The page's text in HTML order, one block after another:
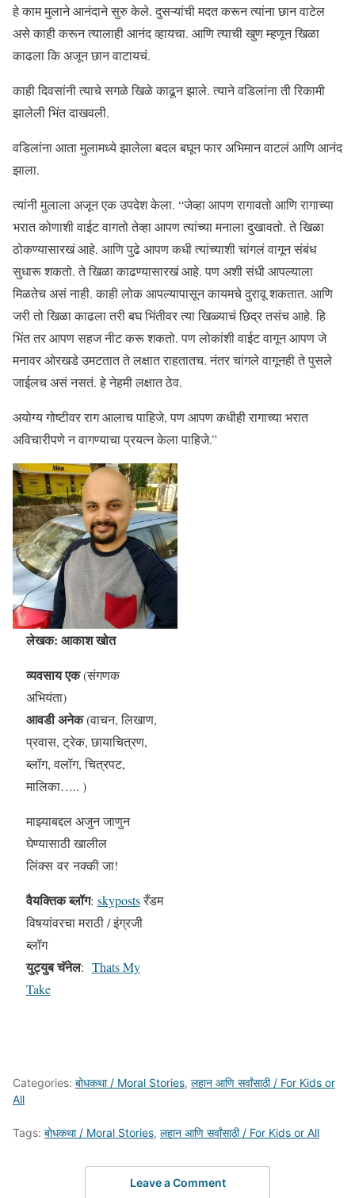
हे काम मुलाने आनंदाने सुरु केले. दुसऱ्यांची मदत करून त्यांना छान वाटेल
असे काही करून त्यालाही आनंद व्हायचा. आणि त्याची खुण म्हणून खिळा
काढला कि अजून छान वाटायचं.
काही दिवसांनी त्याचे सगळे खिळे काढून झाले. त्याने वडिलांना ती रिकामी
झालेली भिंत दाखवली.
वडिलांना आता मुलामध्ये झालेला बदल बघून फार अभिमान वाटलं आणि आनंद
झाला.
त्यांनी मुलाला अजून एक उपदेश केला. “जेव्हा आपण रागावतो आणि रागाच्या
भरात कोणाशी वाईट वागतो तेव्हा आपण त्यांच्या मनाला दुखावतो. ते खिळा
ठोकण्यासारखं आहे. आणि पुढे आपण कधी त्यांच्याशी चांगलं वागून संबंध
सुधारू शकतो. ते खिळा काढण्यासारखं आहे. पण अशी संधी आपल्याला
मिळतेच असं नाही. काही लोक आपल्यापासून कायमचे दुरावू शकतात. आणि
जरी तो खिळा काढला तरी बघ भिंतीवर त्या खिळ्याचं छिद्र तसंच आहे. हि
भिंत तर आपण सहज नीट करू शकतो. पण लोकांशी वाईट वागून आपण जे
मनावर ओरखडे उमटतात ते लक्षात राहतातच. नंतर चांगले वागूनही ते पुसले
जाईलच असं नसतं. हे नेहमी लक्षात ठेव.
अयोग्य गोष्टीवर राग आलाच पाहिजे, पण आपण कधीही रागाच्या भरात
अविचारीपणे न वागण्याचा प्रयत्न केला पाहिजे.”
लेखक: आकाश खोत
व्यवसाय एक(संगणक
अभियंता)
आवडी अनेक(वाचन, लिखाण,
प्रवास, ट्रेक, छायाचित्रण,
ब्लॉग, वलॉग, चित्रपट,
मालिका….. )
माझ्याबद्दल अजुन जाणुन
घेण्यासाठी खालील
लिंक्स वर नक्की जा!
वैयक्तिक ब्लॉग: skypostsरँडम
विषयांवरचा मराठी / इंग्रजी
ब्लॉग
युट्युब चॅनेल: Thats My
Take
Categories: बोधकथा / Moral Stories, लहान आणि सर्वांसाठी / For Kids or
All
Tags: बोधकथा / Moral Stories, लहान आणि सर्वांसाठी / For Kids or All
Leave a Comment